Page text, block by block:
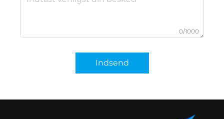
0/1000
Indsend